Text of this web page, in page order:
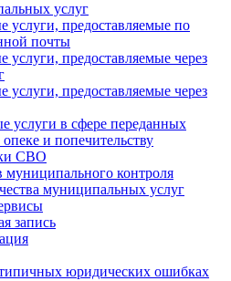
услуг
предоставляемые по
почты
предоставляемые через
предоставляемые через
услуги в сфере переданных
и попечительству
СВО
муниципального контроля
муниципальных услуг
запись
юридических ошибках